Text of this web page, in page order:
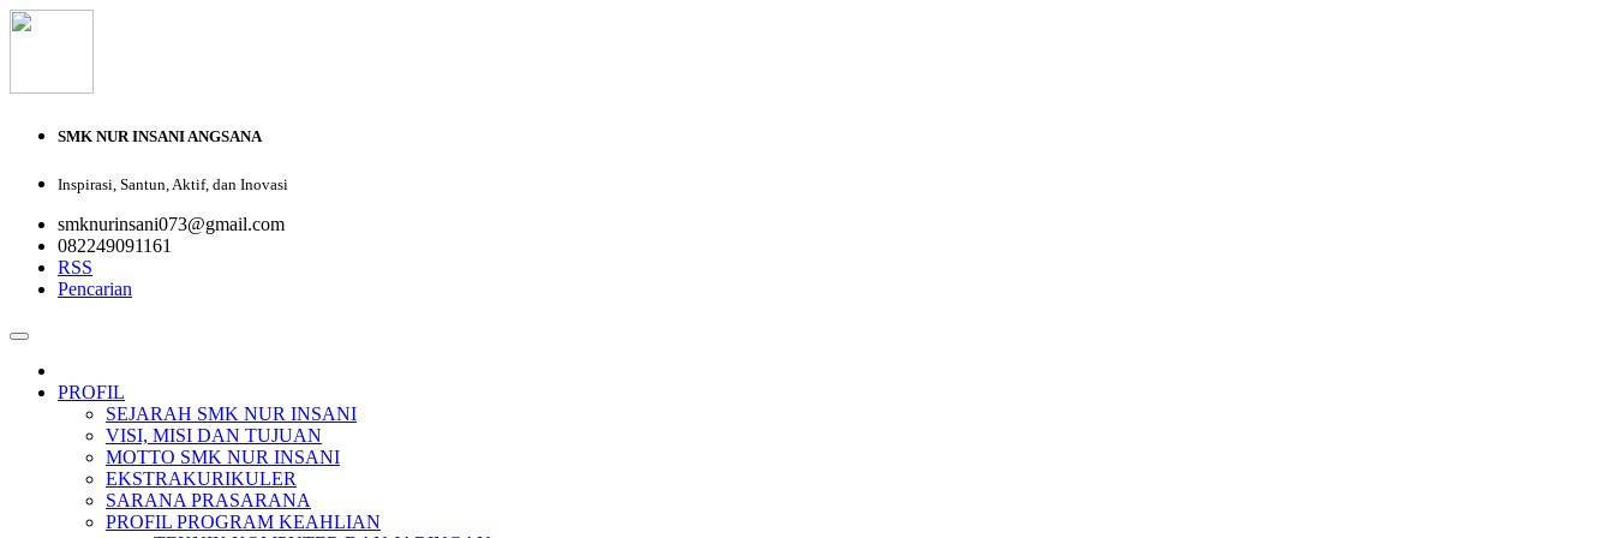
SMK NUR INSANI ANGSANA
Inspirasi, Santun, Aktif, dan Inovasi
smknurinsani073@gmail.com
082249091161
RSS
Pencarian
PROFIL
SEJARAH SMK NUR INSANI
VISI, MISI DAN TUJUAN
MOTTO SMK NUR INSANI
EKSTRAKURIKULER
SARANA PRASARANA
PROFIL PROGRAM KEAHLIAN